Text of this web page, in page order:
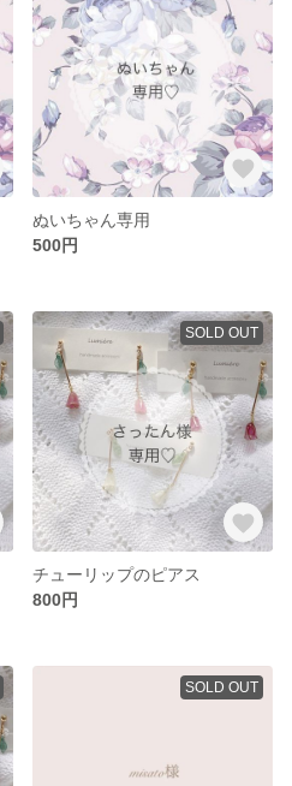
ぬいちゃん専用
500円
SOLD OUT
チューリップのピアス
800円
SOLD OUT